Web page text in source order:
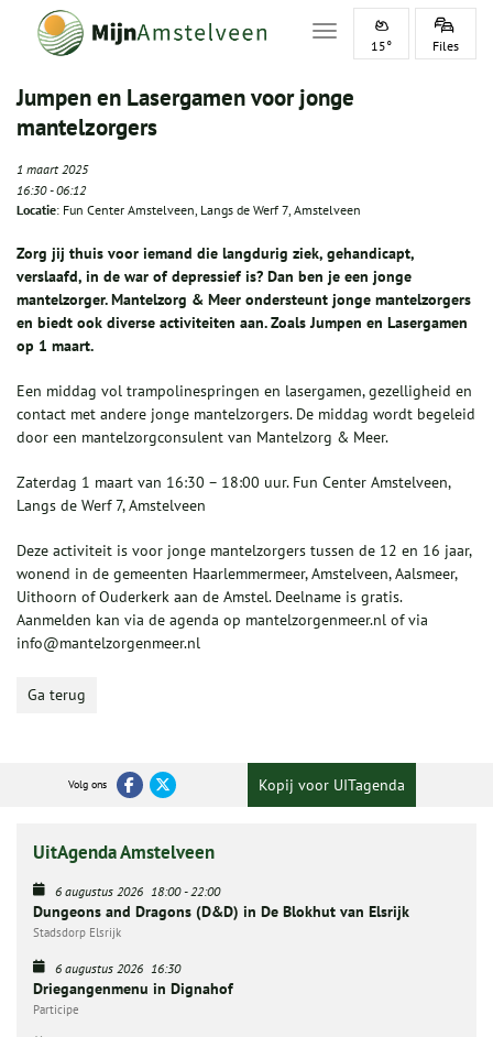
Toggle navigation
15° Files
Jumpen en Lasergamen voor jonge
mantelzorgers
1 maart 2025
16:30-06:12
Locatie: Fun Center Amstelveen, Langs de Werf 7, Amstelveen
Zorg jij thuis voor iemand die langdurig ziek, gehandicapt,
verslaafd, in de war of depressief is? Dan ben je een jonge
mantelzorger. Mantelzorg & Meer ondersteunt jonge mantelzorgers
en biedt ook diverse activiteiten aan. Zoals Jumpen en Lasergamen
op 1 maart.
Een middag vol trampolinespringen en lasergamen, gezelligheid en
contact met andere jonge mantelzorgers. De middag wordt begeleid
door een mantelzorgconsulent van Mantelzorg & Meer.
Zaterdag 1 maart van 16:30 – 18:00 uur. Fun Center Amstelveen,
Langs de Werf 7, Amstelveen
Deze activiteit is voor jonge mantelzorgers tussen de 12 en 16 jaar,
wonend in de gemeenten Haarlemmermeer, Amstelveen, Aalsmeer,
Uithoorn of Ouderkerk aan de Amstel. Deelname is gratis.
Aanmelden kan via de agenda op mantelzorgenmeer.nl of via
info@mantelzorgenmeer.nl
Ga terug
Volg ons Kopij voor UITagenda
UitAgenda Amstelveen
6 augustus 2026 18:00-22:00
Dungeons and Dragons (D&D) in De Blokhut van Elsrijk
Stadsdorp Elsrijk
6 augustus 2026 16:30
Driegangenmenu in Dignahof
Participe